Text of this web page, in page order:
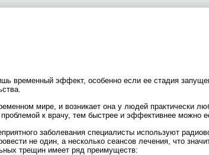
временный эффект, особенно если ее стадия
мире, и возникает она у людей практически
к врачу, тем быстрее и эффективнее можно
заболевания специалисты используют
не один, а несколько сеансов лечения, что
трещин имеет ряд преимуществ: